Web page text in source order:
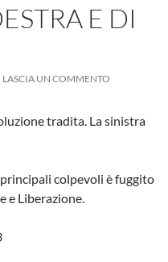
E DI
LASCIA UN COMMENTO
tradita. La sinistra
colpevoli è fuggito
e Liberazione.